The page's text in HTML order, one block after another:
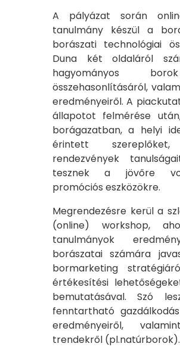
A pályázat során
tanulmány készül a
borászati technológiai
Duna két oldaláról
hagyományos
összehasonlításáról,
eredményeiről. A
állapotot felmérése
borágazatban, a helyi
érintett
rendezvények
tesznek a jövőre
promóciós eszközökre.
Megrendezésre kerül a
(online) workshop,
tanulmányok
borászatai számára
bormarketing
értékesítési
bemutatásával. Szó
fenntartható
eredményeiről,
trendekről (pl.natúrborok).